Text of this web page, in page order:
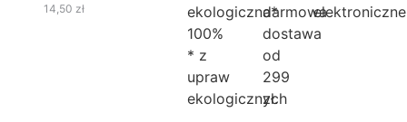
14,50 zł
ekologiczna*
100%
* z
upraw
ekologicznych
darmowa
dostawa
od
299
zł.